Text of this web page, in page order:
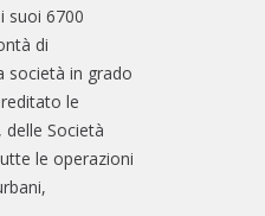
suoi 6700
di
società in grado
le
Società
le operazioni